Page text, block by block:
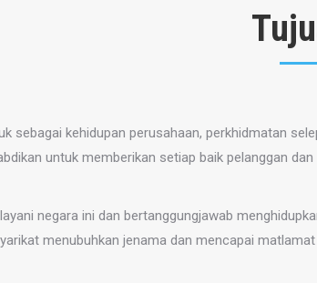
sebagai kehidupan perusahaan, perkhidmatan
untuk memberikan setiap baik pelanggan dan
negara ini dan bertanggungjawab
menubuhkan jenama dan mencapai matlamat